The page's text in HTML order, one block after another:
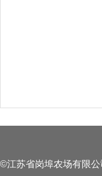
©江苏省岗埠农场有限公